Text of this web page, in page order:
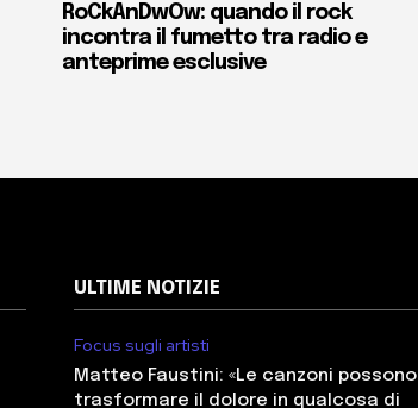
RoCkAnDwOw: quando il rock
incontra il fumetto tra radio e
anteprime esclusive
ULTIME NOTIZIE
Focus sugli artisti
Matteo Faustini: «Le canzoni possono
trasformare il dolore in qualcosa di